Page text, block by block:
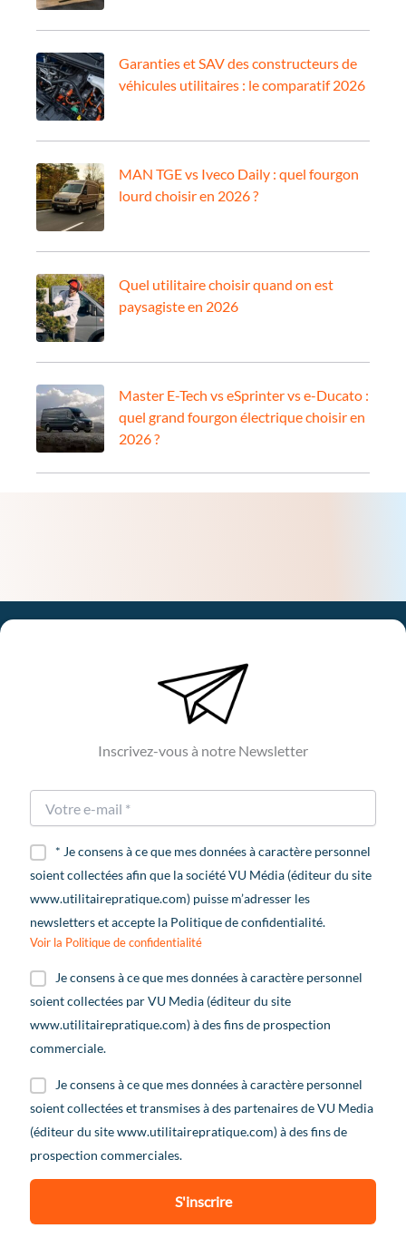
Garanties et SAV des constructeurs de
véhicules utilitaires : le comparatif 2026
MAN TGE vs Iveco Daily : quel fourgon
lourd choisir en 2026 ?
Quel utilitaire choisir quand on est
paysagiste en 2026
Master E-Tech vs eSprinter vs e-Ducato :
quel grand fourgon électrique choisir en
2026 ?
Inscrivez-vous à notre Newsletter
* Je consens à ce que mes données à caractère personnel
soient collectées afin que la société VU Média (éditeur du site
www.utilitairepratique.com) puisse m’adresser les
newsletters et accepte la Politique de confidentialité.
Voir la Politique de confidentialité
Je consens à ce que mes données à caractère personnel
soient collectées par VU Media (éditeur du site
www.utilitairepratique.com) à des fins de prospection
commerciale.
Je consens à ce que mes données à caractère personnel
soient collectées et transmises à des partenaires de VU Media
(éditeur du site www.utilitairepratique.com) à des fins de
prospection commerciales.
S'inscrire